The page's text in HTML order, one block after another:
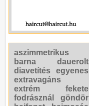
aszimmetrikus
barna
dauerolt
diavetítés
egyenes
extravagáns
extrém
fekete
fodrásznál
göndör